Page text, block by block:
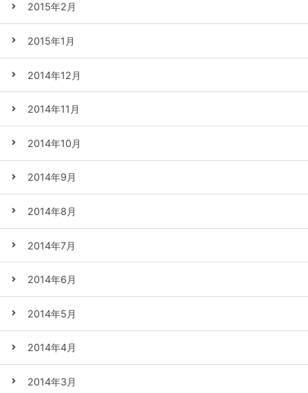
2015年2月
2015年1月
2014年12月
2014年11月
2014年10月
2014年9月
2014年8月
2014年7月
2014年6月
2014年5月
2014年4月
2014年3月